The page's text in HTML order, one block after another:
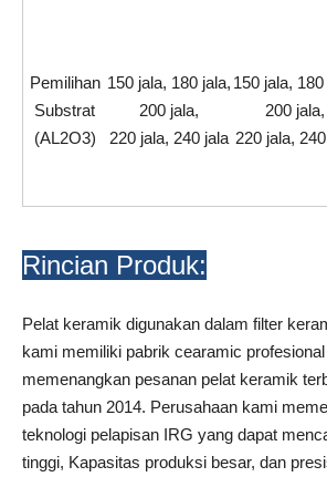
Pemilihan
Substrat
(AL2O3)
150 jala, 180 jala,
200 jala,
220 jala, 240 jala
150 jala, 180
200 jala,
220 jala,
Rincian Produk:
Pelat keramik digunakan dalam filter
kami memiliki pabrik cearamic
memenangkan pesanan pelat keramik
pada tahun 2014. Perusahaan kami
teknologi pelapisan IRG yang dapat
tinggi, Kapasitas produksi besar, dan